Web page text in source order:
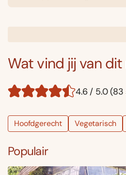
Wat vind jij van
4.6 / 5.0
Hoofdgerecht Vegetarisch
Populair